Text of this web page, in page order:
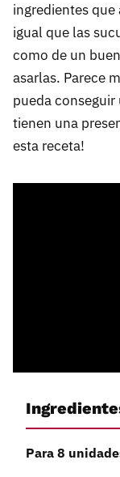
ingredientes que
igual que las
como de un
asarlas. Parece
pueda
tienen una
esta receta!
Para 8